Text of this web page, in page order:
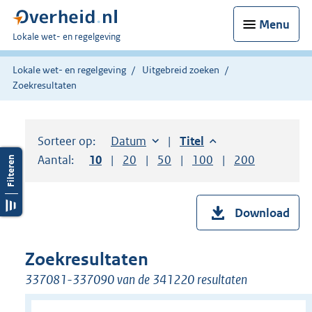
Menu
U
bent
hier:
Lokale wet- en regelgeving
Lokale wet- en regelgeving
Uitgebreid zoeken
Zoekresultaten
Sorteer op: Sorteer op:
Datum aflopendSorteer op:
Titel aflopend
Aantal:
Toon
10 resultaten per pagina
Toon
20 resultaten per pagina
Toon
50 resultaten per pagina
Toon
100 resultaten per
Toon
200
Download
Zoekresultaten
337081-337090 van de 341220 resultaten